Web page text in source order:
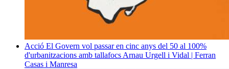
Acció El Govern vol passar en cinc anys del 50 al 100%
d'urbanitzacions amb tallafocs Arnau Urgell i Vidal | Ferran
Casas i Manresa